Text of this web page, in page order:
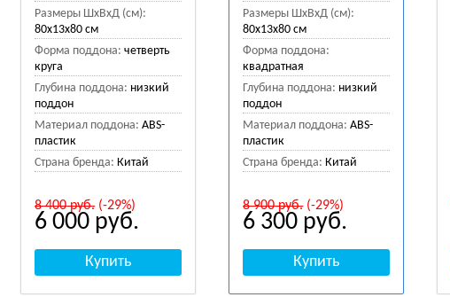
Размеры ШхВхД (см):
80x13x80 см
Форма поддона: четверть
круга
Глубина поддона: низкий
поддон
Материал поддона: ABS-
пластик
Страна бренда: Китай
8 400руб.(-29%)
6 000 руб.
Размеры ШхВхД (см):
80x13x80 см
Форма поддона:
квадратная
Глубина поддона: низкий
поддон
Материал поддона: ABS-
пластик
Страна бренда: Китай
8 900руб.(-29%)
6 300 руб.